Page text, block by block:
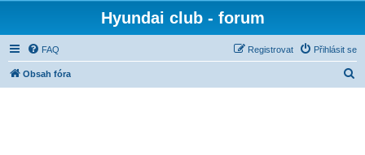
Hyundai club - forum
FAQ Přihlásit se
Registrovat
Obsah fóra